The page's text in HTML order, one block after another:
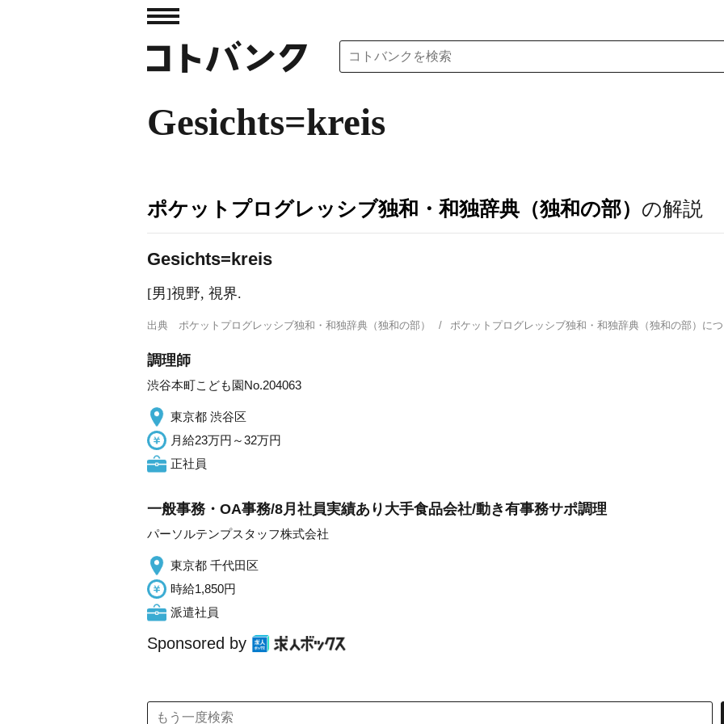
Gesichts=kreis
ポケットプログレッシブ独和・和独辞典（独和の部） の解説
Gesichts=kreis
[男]視野, 視界.
出典 ポケットプログレッシブ独和・和独辞典（独和の部） ポケットプログレッシブ独和・和独辞典（独和の部）
調理師
渋谷本町こども園No.204063
東京都 渋谷区
月給23万円～32万円
正社員
一般事務・OA事務/8月社員実績あり大手食品会社/動き有事務サポ調理
パーソルテンプスタッフ株式会社
東京都 千代田区
時給1,850円
派遣社員
Sponsored by